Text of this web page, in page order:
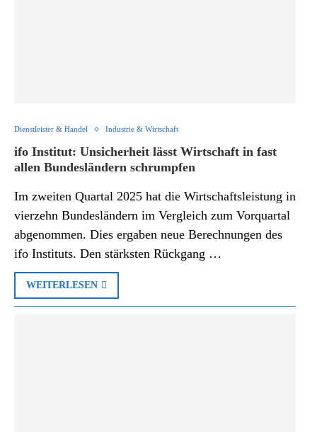
Dienstleister & Handel Industrie & Wirtschaft
ifo Institut: Unsicherheit lässt Wirtschaft in fast
allen Bundesländern schrumpfen
Im zweiten Quartal 2025 hat die Wirtschaftsleistung in
vierzehn Bundesländern im Vergleich zum Vorquartal
abgenommen. Dies ergaben neue Berechnungen des
ifo Instituts. Den stärksten Rückgang …
WEITERLESEN